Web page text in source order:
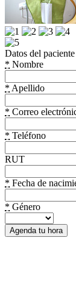
Datos del
* Nombre
* Apellido
* Correo
* Teléfono
RUT
* Fecha de
* Género